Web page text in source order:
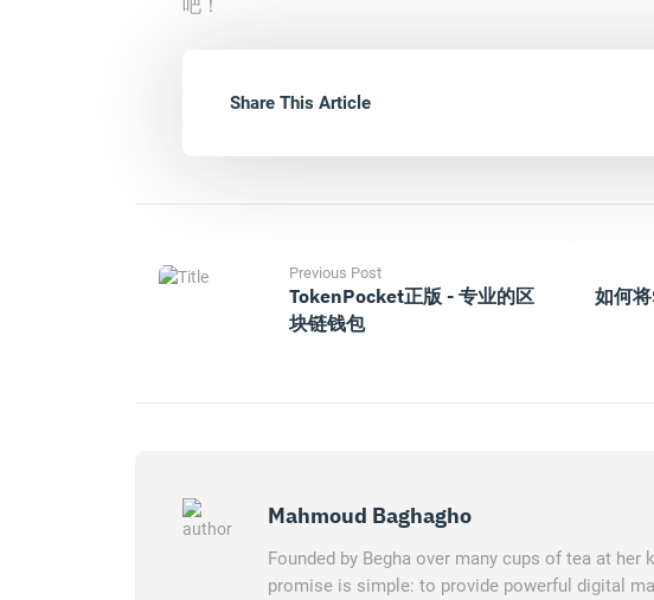
吧！
Share This Article
Previous Post
TokenPocket正版 - 专业的区
块链钱包
如何
Mahmoud Baghagho
Founded by Begha over many cups of tea at her
promise is simple: to provide powerful digital